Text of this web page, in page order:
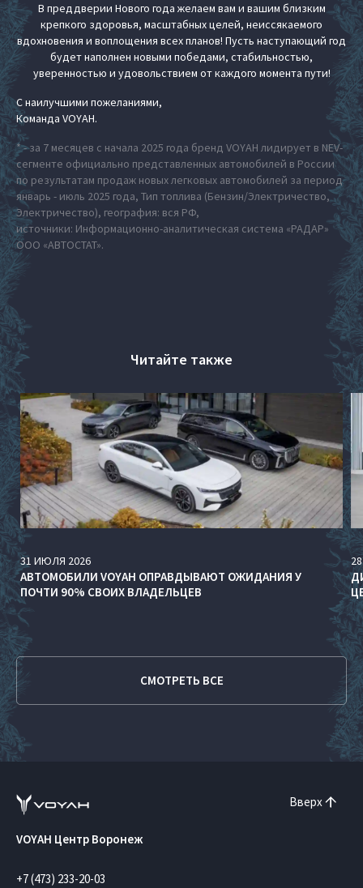
В преддверии Нового года желаем вам и вашим близким
крепкого здоровья, масштабных целей, неиссякаемого
вдохновения и воплощения всех планов! Пусть наступающий год
будет наполнен новыми победами, стабильностью,
уверенностью и удовольствием от каждого момента пути!
С наилучшими пожеланиями,
Команда VOYAH.
* - за 7 месяцев с начала 2025 года бренд VOYAH лидирует в NEV-
сегменте официально представленных автомобилей в России
по результатам продаж новых легковых автомобилей за период
январь - июль 2025 года, Тип топлива (Бензин/Электричество,
Электричество), география: вся РФ,
источники: Информационно-аналитическая система «РАДАР»
ООО «АВТОСТАТ».
Читайте также
31 ИЮЛЯ 2026
АВТОМОБИЛИ VOYAH ОПРАВДЫВАЮТ ОЖИДАНИЯ У
ПОЧТИ 90% СВОИХ ВЛАДЕЛЬЦЕВ
28
СМОТРЕТЬ ВСЕ
Вверх
VOYAH Центр Воронеж
+7 (473) 233-20-03